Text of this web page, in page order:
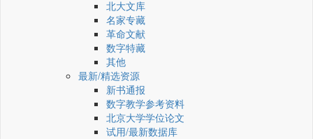
北大文库
名家专藏
革命文献
数字特藏
其他
最新/精选资源
新书通报
数字教学参考资料
北京大学学位论文
试用/最新数据库